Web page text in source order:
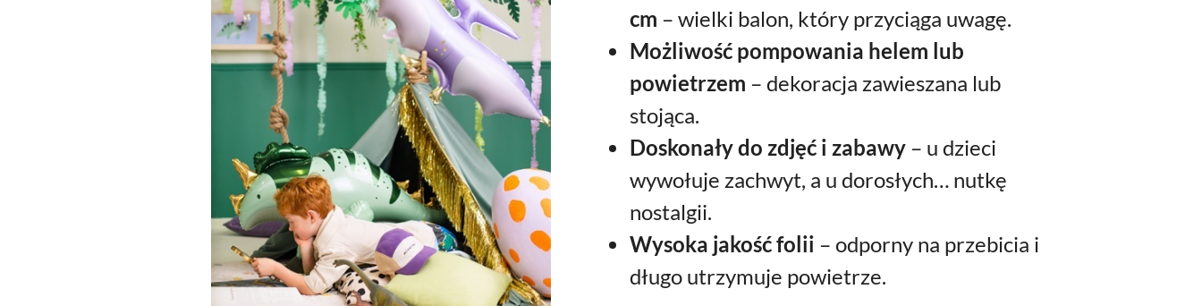
cm – wielki balon, który przyciąga uwagę.
Możliwość pompowania helem lub
powietrzem – dekoracja zawieszana lub
stojąca.
Doskonały do zdjęć i zabawy – u dzieci
wywołuje zachwyt, a u dorosłych… nutkę
nostalgii.
Wysoka jakość folii – odporny na przebicia i
długo utrzymuje powietrze.